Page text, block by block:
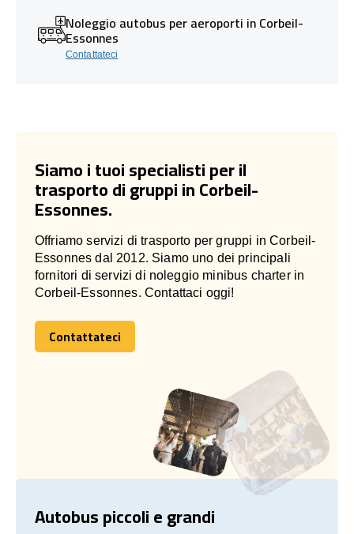
Noleggio autobus per aeroporti in Corbeil-
Essonnes
Contattateci
Siamo i tuoi specialisti per il
trasporto di gruppi in Corbeil-
Essonnes.
Offriamo servizi di trasporto per gruppi in Corbeil-
Essonnes dal 2012. Siamo uno dei principali
fornitori di servizi di noleggio minibus charter in
Corbeil-Essonnes. Contattaci oggi!
Contattateci
Contattateci
Autobus piccoli e grandi